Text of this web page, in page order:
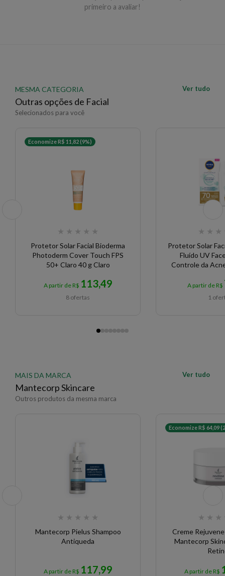
primeiro a avaliar!
MESMA CATEGORIA
Outras opções de Facial
Selecionados para você
Ver tudo
Economize R$ 11,82 (9%)
★ ★ ★ ★ ★
Protetor Solar Facial Bioderma
Photoderm Cover Touch FPS
50+ Claro 40 g Claro
A partir de R$ 113,49
8 ofertas
★ ★ ★
Protetor Solar
Fluído UV
Controle da
A partir de R$
1
MAIS DA MARCA
Mantecorp Skincare
Outros produtos da mesma marca
Ver tudo
★ ★ ★ ★ ★
Mantecorp Pielus Shampoo
Antiqueda
A partir de R$ 117,99
Economize R$ 64,09
★ ★ ★
Creme
Mantecorp
A partir de R$